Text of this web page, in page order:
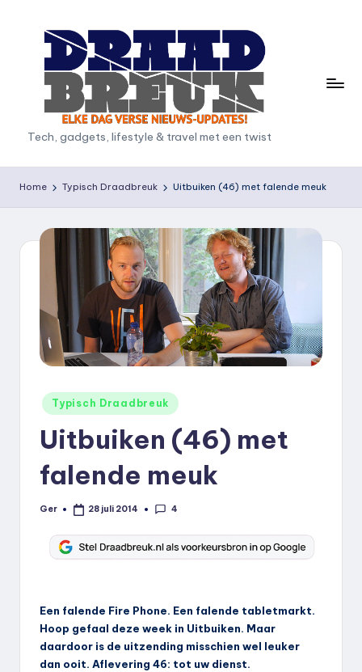
D
r
a
d
Tech, gadgets, lifestyle & travel met een twist
Home Typisch Draadbreuk Uitbuiken (46) met falende meuk
Geplaatst
in
Typisch Draadbreuk
Uitbuiken (46) met
falende meuk
Geplaatst
Ger 28 juli 2014 4
Een falende Fire Phone. Een falende tabletmarkt.
Hoop gefaal deze week in Uitbuiken. Maar
daardoor is de uitzending misschien wel leuker
dan ooit. Aflevering 46: tot uw dienst.